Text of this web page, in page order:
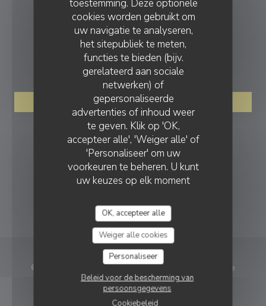
toestemming. Deze optionele
cookies worden gebruikt om
uw navigatie te analyseren,
het sitepubliek te meten,
functies te bieden (bijv.
gerelateerd aan sociale
netwerken) of
gepersonaliseerde
advertenties of inhoud weer
te geven. Klik op 'OK,
accepteer alle', 'Weiger alle' of
'Personaliseer' om uw
voorkeuren te beheren. U kunt
uw keuzes op elk moment
cookiepictogram linksonder op
de sitepagina's te klikken.
OK, accepteer alle
Weiger alle cookies
Personaliseer
Beleid voor de bescherming van
persoonsgegevens
Cookiebeleid
23 Pl. de l'Horloge 34150 Montpeyroux
04 67 44 49 80
RESERVERING
RESERVEER EEN TAFEL
VOLG ONS
Facebook ((opent in een nieuw
Instagram ((opent in een
NIEUWSBRIEF
© 2026 La Terrasse du Mimosa — Restaurant website
gecreëerd doorZenchef((opent in een nieuw
GEBRUIKSVOORWAARDEN
LA TERRASSE DU MIMOSA